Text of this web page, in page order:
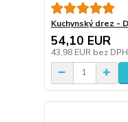
Kuchynský drez -
54,10 EUR
43,98 EUR bez DPH